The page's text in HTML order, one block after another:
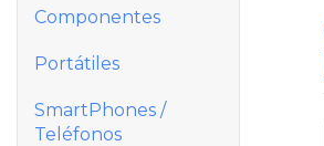
Componentes
Portátiles
SmartPhones /
Teléfonos